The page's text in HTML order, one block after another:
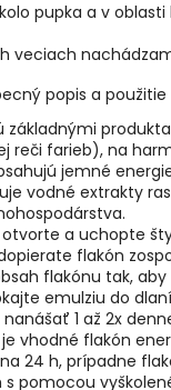
pupka a v oblasti
veciach
popis a použitie
základnými
reči farieb), na
jemné
vodné extrakty
a uchopte
flakón
flakónu tak,
emulziu do
1 až 2x
vhodné flakón
24 h, prípadne
s pomocou